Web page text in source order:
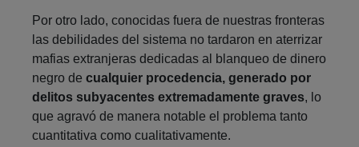
Por otro lado, conocidas fuera de nuestras fronteras
las debilidades del sistema no tardaron en aterrizar
mafias extranjeras dedicadas al blanqueo de dinero
negro de cualquier procedencia, generado por
delitos subyacentes extremadamente graves, lo
que agravó de manera notable el problema tanto
cuantitativa como cualitativamente.